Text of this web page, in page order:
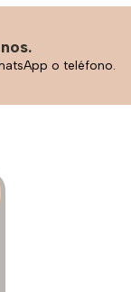
o teléfono.